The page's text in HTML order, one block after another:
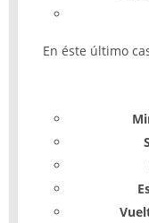
En éste último